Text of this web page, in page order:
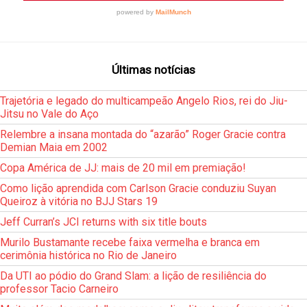
Últimas notícias
Trajetória e legado do multicampeão Angelo Rios, rei do Jiu-
Jitsu no Vale do Aço
Relembre a insana montada do “azarão” Roger Gracie contra
Demian Maia em 2002
Copa América de JJ: mais de 20 mil em premiação!
Como lição aprendida com Carlson Gracie conduziu Suyan
Queiroz à vitória no BJJ Stars 19
Jeff Curran’s JCI returns with six title bouts
Murilo Bustamante recebe faixa vermelha e branca em
cerimônia histórica no Rio de Janeiro
Da UTI ao pódio do Grand Slam: a lição de resiliência do
professor Tacio Carneiro